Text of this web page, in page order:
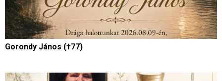
Gorondy János (†77)